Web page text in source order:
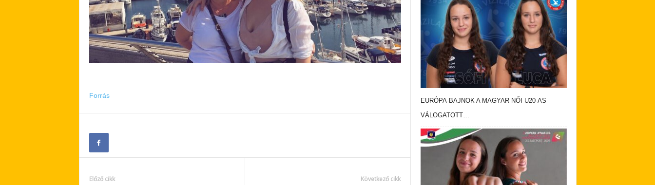
Forrás
Előző cikk Következő cikk
EURÓPA-BAJNOK A MAGYAR NŐI U20-AS
VÁLOGATOTT…